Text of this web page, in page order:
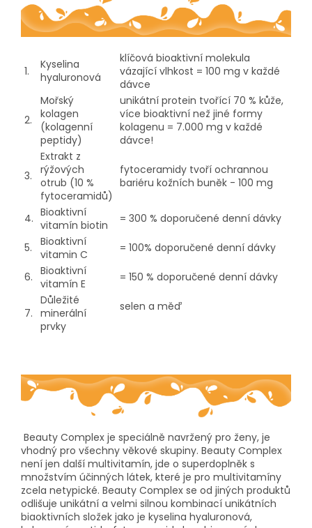
1.
Kyselina
hyaluronová
klíčová bioaktivní molekula
vázající vlhkost = 100 mg v každé
dávce
2.
Mořský
kolagen
(kolagenní
peptidy)
unikátní protein tvořící 70 % kůže,
více bioaktivní než jiné formy
kolagenu = 7.000 mg v každé
dávce!
3.
Extrakt z
rýžových
otrub (10 %
fytoceramidů)
fytoceramidy tvoří ochrannou
bariéru kožních buněk - 100 mg
4. Bioaktivní
vitamín biotin
= 300 % doporučené denní dávky
5.
Bioaktivní
vitamin C
= 100% doporučené denní dávky
6. Bioaktivní
vitamín E
= 150 % doporučené denní dávky
7.
Důležité
minerální
prvky
selen a měď
Beauty Complex je speciálně navržený pro ženy, je
vhodný pro všechny věkové skupiny. Beauty Complex
není jen další multivitamín, jde o superdoplněk s
množstvím účinných látek, které je pro multivitamíny
zcela netypické. Beauty Complex se od jiných produktů
odlišuje unikátní a velmi silnou kombinací unikátních
biaoktivních složek jako je kyselina hyaluronová,